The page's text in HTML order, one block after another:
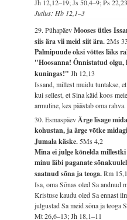
Jh 12,12–19; Js 50,4–9; Ps
Jutlus: Hb 12,1–3
29. PühapäevMooses ütles
siis ära vii meid siit ära.2Ms
Palmipuude oksi võttes läks
"Hoosanna! Õnnistatud olgu,
kuningas!"Jh 12,13
Issand, millest muidu tuntakse,
kui sellest, et Sina käid koos
armuline, kes päästab oma rahva.
30. EsmaspäevÄrge lisage
kohustan, ja ärge võtke
Jumala käske.5Ms 4,2
Mina ei julge kõnelda
minu läbi paganate
saatnud sõna ja teoga.Rm
Isa, oma Sõnas oled Sa andnud
Kristuse kaudu oled Sa ennast
julgustad Sa meid sõna ja teoga
Mt 26,6–13; Jh 18,1–11